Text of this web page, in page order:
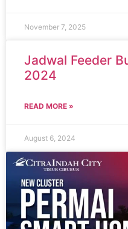
November 7, 2025
Jadwal Feeder
2024
READ MORE »
August 6, 2024